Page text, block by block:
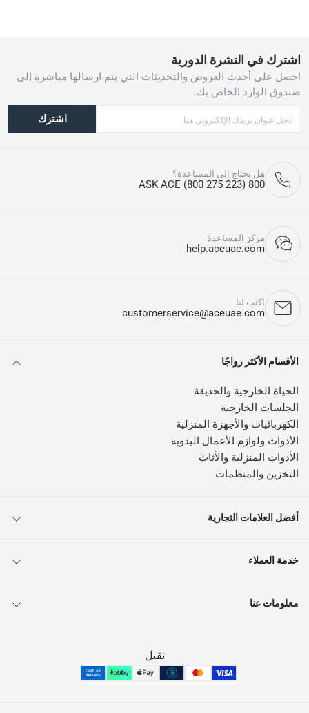
اشترك في النشرة الدورية
احصل على أحدث العروض والتحديثات التي يتم ارسالها مباشرة إلى
صندوق الوارد الخاص بك.
اشترك
هل تحتاج إلى المساعدة؟
800 ASK ACE (800 275 223)
مركز المساعدة
help.aceuae.com
اكتب لنا
customerservice@aceuae.com
الأقسام الأكثر رواجًا
الحياة الخارجية والحديقة
الجلسات الخارجية
الكهربائيات والأجهزة المنزلية
الأدوات ولوازم الأعمال اليدوية
الأدوات المنزلية والأثاث
التخزين والمنظمات
أفضل العلامات التجارية
خدمة العملاء
معلومات عنا
نقبل